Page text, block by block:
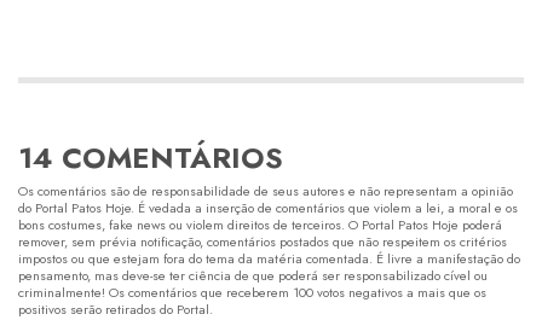
14 COMENTÁRIOS
Os comentários são de responsabilidade de seus autores e não representam a opinião
do Portal Patos Hoje. É vedada a inserção de comentários que violem a lei, a moral e os
bons costumes, fake news ou violem direitos de terceiros. O Portal Patos Hoje poderá
remover, sem prévia notificação, comentários postados que não respeitem os critérios
impostos ou que estejam fora do tema da matéria comentada. É livre a manifestação do
pensamento, mas deve-se ter ciência de que poderá ser responsabilizado cível ou
criminalmente! Os comentários que receberem 100 votos negativos a mais que os
positivos serão retirados do Portal.